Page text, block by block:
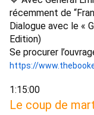
récemment de
Dialogue avec le «
Edition)
https://
1:15:00
Le coup de